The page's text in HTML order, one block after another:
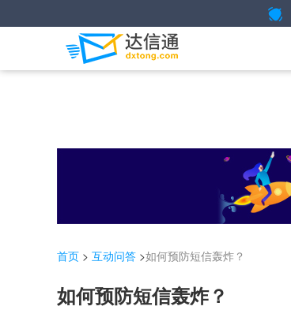
首页 > 互动问答 >如何预防短信轰炸？
如何预防短信轰炸？